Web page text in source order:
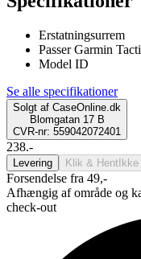
Erstatningsurrem
Passer Garmin
Model ID
Se alle specifikationer
Solgt af CaseOnline.dk
Blomgatan 17 B
CVR-nr: 559042072401
238.-
Levering Klik & Hent
Forsendelse fra 49,-
Afhængig af område og
check-out